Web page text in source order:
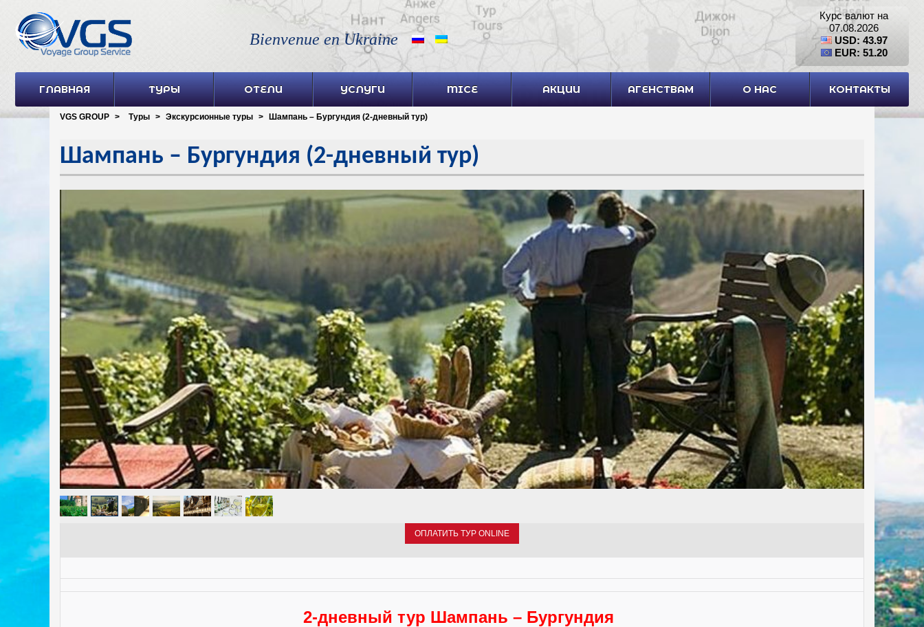
Bienvenue en Ukraine
Курс валют на
07.08.2026
USD: 43.97
EUR: 51.20
ГЛАВНАЯ ТУРЫ ОТЕЛИ УСЛУГИ MICE АКЦИИ АГЕНСТВАМ О НАС КОНТАКТЫ
VGS GROUP > Туры > Экскурсионные туры > Шампань – Бургундия (2-дневный тур)
Шампань – Бургундия (2-дневный тур)
ОПЛАТИТЬ ТУР ONLINE
2-дневный тур Шампань – Бургундия